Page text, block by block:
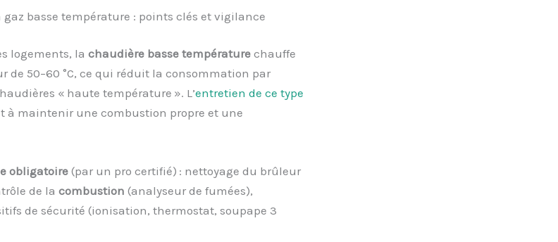
basse température : points clés et vigilance
logements, la chaudière basse températurechauffe
de 50–60 °C, ce qui réduit la consommation par
« haute température ». L’entretien de ce type
à maintenir une combustion propre et une
obligatoire(par un pro certifié) : nettoyage du brûleur
de la combustion (analyseur de fumées),
de sécurité (ionisation, thermostat, soupape 3